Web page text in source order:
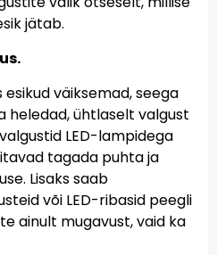
jätab.
väiksemad, seega
heledad, ühtlaselt valgust
LED-lampidega
tagada puhta ja
Lisaks saab
või LED-ribasid peegli
ainult mugavust, vaid ka